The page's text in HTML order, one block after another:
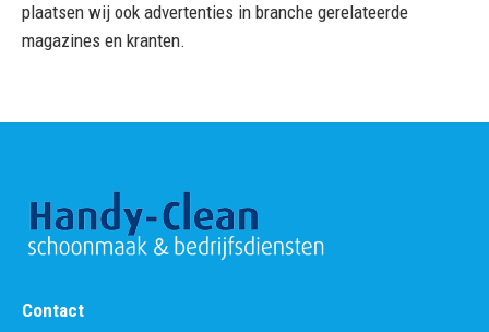
Sponsoring
plaatsen wij ook advertenties in branche gerelateerde
magazines en kranten.
Contact